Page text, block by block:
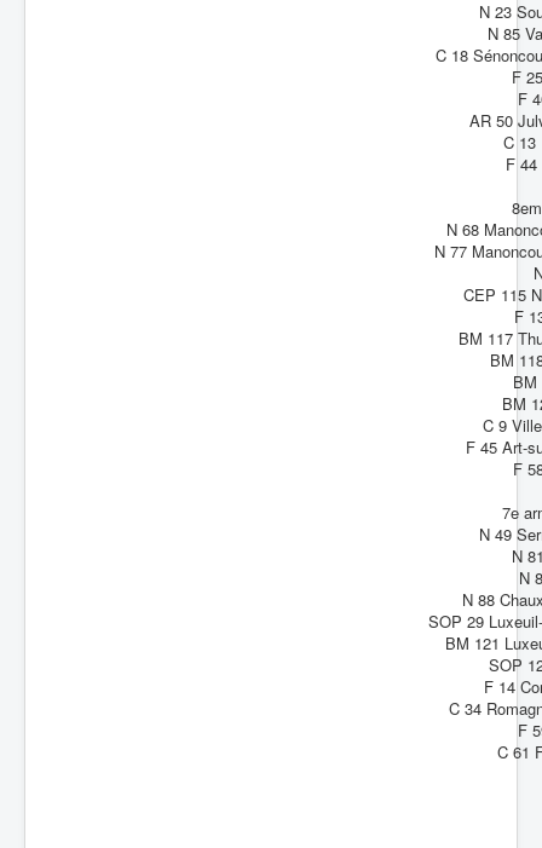
N 23
N 85
C 18
F
F
AR 50
C 13
F
N 68
N 77
CEP 115
F
BM 117
BM
BM
C 9
F 45 Art-
F
7e
N 49
N
N
N 88
SOP 29
BM 121
SOP
F 14
C 34
F
C 61